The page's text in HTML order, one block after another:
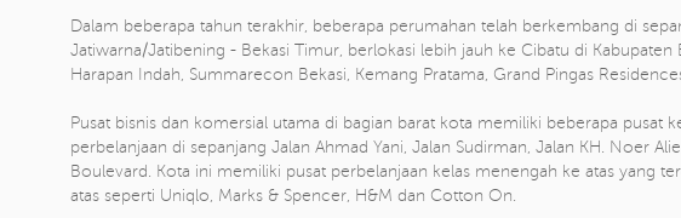
Dalam beberapa tahun terakhir, beberapa perumahan telah berkembang di
Jatiwarna/Jatibening - Bekasi Timur, berlokasi lebih jauh ke Cibatu di Kabupaten
Harapan Indah, Summarecon Bekasi, Kemang Pratama, Grand Pingas
Pusat bisnis dan komersial utama di bagian barat kota memiliki beberapa pusat
perbelanjaan di sepanjang Jalan Ahmad Yani, Jalan Sudirman, Jalan KH. Noer
Boulevard. Kota ini memiliki pusat perbelanjaan kelas menengah ke atas yang
atas seperti Uniqlo, Marks & Spencer, H&M dan Cotton On.